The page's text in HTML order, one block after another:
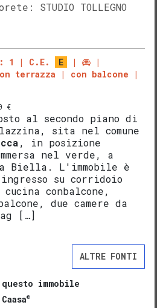
STUDIO TOLLEGNO
1 C.E.
E
terrazza
con balcone
€
al secondo piano di
sita nel comune
, in posizione
nel verde, a
Biella. L'immobile è
ingresso su corridoio
cucina conbalcone,
due camere da
[…]
ALTRE FONTI
questo immobile
®